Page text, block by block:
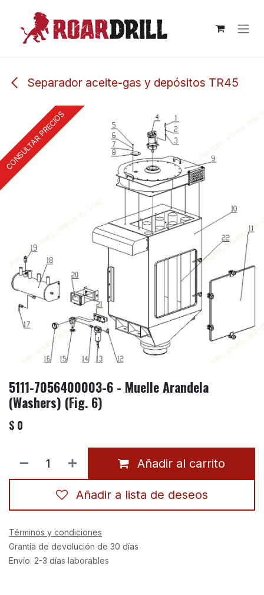
Separador aceite-gas y depósitos TR45
CONSULTAR PRECIOS
CONSULTAR PRECIOS
5111-7056400003-6 - Muelle Arandela
(Washers) (Fig. 6)
$ 0
Añadir al carrito
Añadir a lista de deseos
Términos y condiciones
Grantía de devolución de 30 días
Envío: 2-3 días laborables